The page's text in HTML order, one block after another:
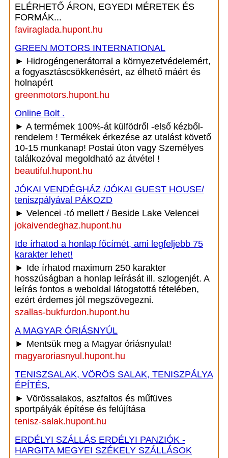
ELÉRHETŐ ÁRON, EGYEDI MÉRETEK ÉS
FORMÁK...
faviraglada.hupont.hu
GREEN MOTORS INTERNATIONAL
► Hidrogéngenerátorral a környezetvédelemért,
a fogyasztáscsökkenésért, az élhető máért és
holnapért
greenmotors.hupont.hu
Online Bolt .
► A termémek 100%-át külfödről -első kézből-
rendelem ! Termékek érkezése az utalást követő
10-15 munkanap! Postai úton vagy Személyes
találkozóval megoldható az átvétel !
beautiful.hupont.hu
JÓKAI VENDÉGHÁZ /JÓKAI GUEST HOUSE/
teniszpályával PÁKOZD
► Velencei -tó mellett / Beside Lake Velencei
jokaivendeghaz.hupont.hu
Ide írhatod a honlap főcímét, ami legfeljebb 75
karakter lehet!
► Ide írhatod maximum 250 karakter
hosszúságban a honlap leírását ill. szlogenjét. A
leírás fontos a weboldal látogatottá tételében,
ezért érdemes jól megszövegezni.
szallas-bukfurdon.hupont.hu
A MAGYAR ÓRIÁSNYÚL
► Mentsük meg a Magyar óriásnyulat!
magyaroriasnyul.hupont.hu
TENISZSALAK, VÖRÖS SALAK, TENISZPÁLYA
ÉPÍTÉS,
► Vörössalakos, aszfaltos és műfüves
sportpályák építése és felújítása
tenisz-salak.hupont.hu
ERDÉLYI SZÁLLÁS ERDÉLYI PANZIÓK -
HARGITA MEGYEI SZÉKELY SZÁLLÁSOK